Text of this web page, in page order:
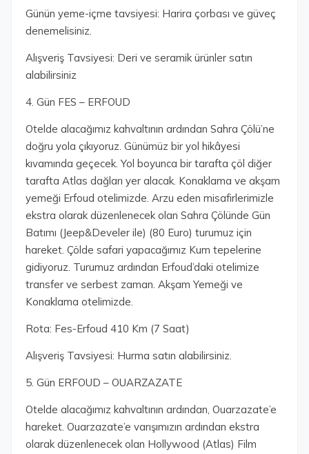
Günün yeme-içme tavsiyesi: Harira çorbası ve güveç
denemelisiniz.
Alışveriş Tavsiyesi: Deri ve seramik ürünler satın
alabilirsiniz
4. Gün FES – ERFOUD
Otelde alacağımız kahvaltının ardından Sahra Çölü’ne
doğru yola çıkıyoruz. Günümüz bir yol hikâyesi
kıvamında geçecek. Yol boyunca bir tarafta çöl diğer
tarafta Atlas dağları yer alacak. Konaklama ve akşam
yemeği Erfoud otelimizde. Arzu eden misafirlerimizle
ekstra olarak düzenlenecek olan Sahra Çölünde Gün
Batımı (Jeep&Develer ile) (80 Euro) turumuz için
hareket. Çölde safari yapacağımız Kum tepelerine
gidiyoruz. Turumuz ardından Erfoud’daki otelimize
transfer ve serbest zaman. Akşam Yemeği ve
Konaklama otelimizde.
Rota: Fes-Erfoud 410 Km (7 Saat)
Alışveriş Tavsiyesi: Hurma satın alabilirsiniz.
5. Gün ERFOUD – OUARZAZATE
Otelde alacağımız kahvaltının ardından, Ouarzazate’e
hareket. Ouarzazate’e varışımızın ardından ekstra
olarak düzenlenecek olan Hollywood (Atlas) Film